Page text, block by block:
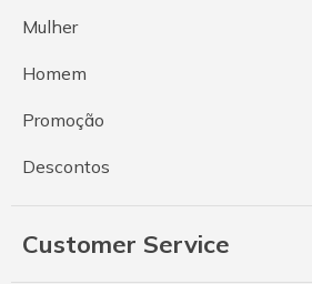
Mulher
Homem
Promoção
Descontos
Customer Service